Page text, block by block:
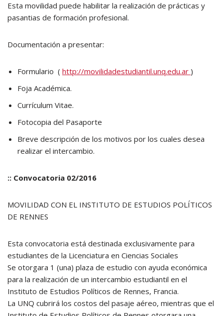
Esta movilidad puede habilitar la realización de prácticas y
pasantias de formación profesional.
Documentación a presentar:
Formulario ( http://movilidadestudiantil.unq.edu.ar )
Foja Académica.
Currículum Vitae.
Fotocopia del Pasaporte
Breve descripción de los motivos por los cuales desea
realizar el intercambio.
:: Convocatoria 02/2016
MOVILIDAD CON EL INSTITUTO DE ESTUDIOS POLÍTICOS
DE RENNES
Esta convocatoria está destinada exclusivamente para
estudiantes de la Licenciatura en Ciencias Sociales
Se otorgara 1 (una) plaza de estudio con ayuda económica
para la realización de un intercambio estudiantil en el
Instituto de Estudios Políticos de Rennes, Francia.
La UNQ cubrirá los costos del pasaje aéreo, mientras que el